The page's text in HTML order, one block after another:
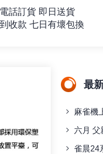
電話訂貨 即日送貨
收款 七日有壞包換
最
麻雀機
六月 父
雀晨24